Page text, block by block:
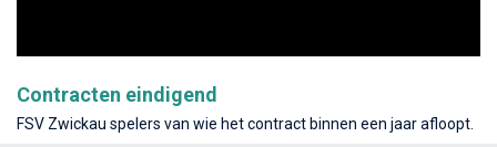
Contracten eindigend
FSV Zwickau spelers van wie het contract binnen een jaar afloopt.